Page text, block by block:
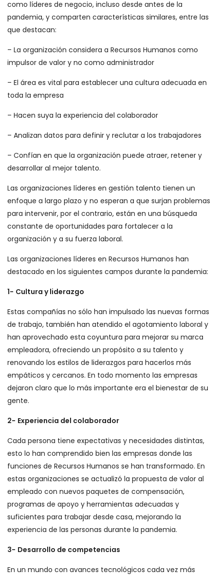
como líderes de negocio, incluso desde antes de la
pandemia, y comparten características similares, entre las
que destacan:
– La organización considera a Recursos Humanos como
impulsor de valor y no como administrador
– El área es vital para establecer una cultura adecuada en
toda la empresa
– Hacen suya la experiencia del colaborador
– Analizan datos para definir y reclutar a los trabajadores
– Confían en que la organización puede atraer, retener y
desarrollar al mejor talento.
Las organizaciones líderes en gestión talento tienen un
enfoque a largo plazo y no esperan a que surjan problemas
para intervenir, por el contrario, están en una búsqueda
constante de oportunidades para fortalecer a la
organización y a su fuerza laboral.
Las organizaciones líderes en Recursos Humanos han
destacado en los siguientes campos durante la pandemia:
1- Cultura y liderazgo
Estas compañías no sólo han impulsado las nuevas formas
de trabajo, también han atendido el agotamiento laboral y
han aprovechado esta coyuntura para mejorar su marca
empleadora, ofreciendo un propósito a su talento y
renovando los estilos de liderazgos para hacerlos más
empáticos y cercanos. En todo momento las empresas
dejaron claro que lo más importante era el bienestar de su
gente.
2- Experiencia del colaborador
Cada persona tiene expectativas y necesidades distintas,
esto lo han comprendido bien las empresas donde las
funciones de Recursos Humanos se han transformado. En
estas organizaciones se actualizó la propuesta de valor al
empleado con nuevos paquetes de compensación,
programas de apoyo y herramientas adecuadas y
suficientes para trabajar desde casa, mejorando la
experiencia de las personas durante la pandemia.
3- Desarrollo de competencias
En un mundo con avances tecnológicos cada vez más